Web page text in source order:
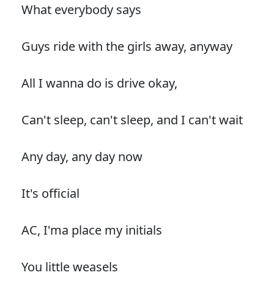
What everybody says
Guys ride with the girls away, anyway
All I wanna do is drive okay,
Can't sleep, can't sleep, and I can't wait
Any day, any day now
It's official
AC, I'ma place my initials
You little weasels